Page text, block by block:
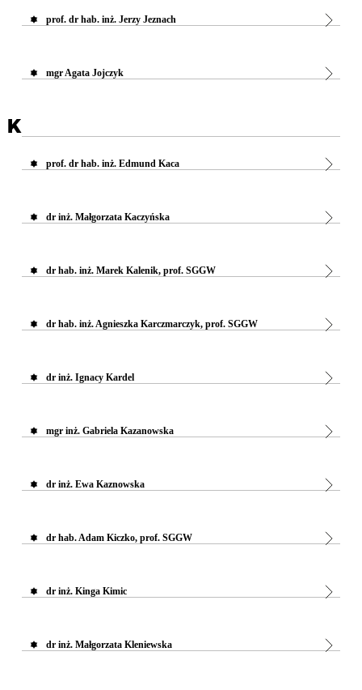
prof. dr hab. inż. Jerzy Jeznach
mgr Agata Jojczyk
K
prof. dr hab. inż. Edmund Kaca
dr inż. Małgorzata Kaczyńska
dr hab. inż. Marek Kalenik, prof. SGGW
dr hab. inż. Agnieszka Karczmarczyk, prof. SGGW
dr inż. Ignacy Kardel
mgr inż. Gabriela Kazanowska
dr inż. Ewa Kaznowska
dr hab. Adam Kiczko, prof. SGGW
dr inż. Kinga Kimic
dr inż. Małgorzata Kleniewska